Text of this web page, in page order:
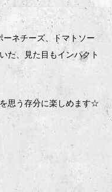
ーネチーズ、トマトソー
た、見た目もインパクト
思う存分に楽しめます☆